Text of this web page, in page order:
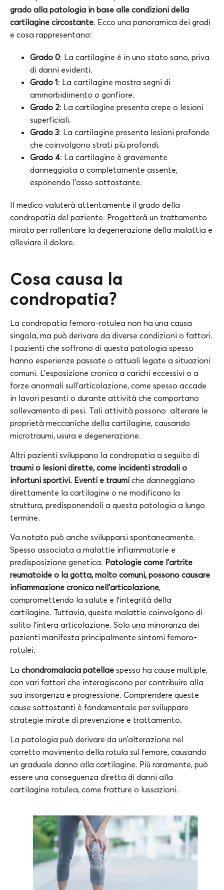
grado alla patologia in base alle condizioni della
cartilagine circostante. Ecco una panoramica dei gradi
e cosa rappresentano:
Grado 0: La cartilagine è in uno stato sano, priva
di danni evidenti.
Grado 1: La cartilagine mostra segni di
ammorbidimento o gonfiore.
Grado 2: La cartilagine presenta crepe o lesioni
superficiali.
Grado 3: La cartilagine presenta lesioni profonde
che coinvolgono strati più profondi.
Grado 4: La cartilagine è gravemente
danneggiata o completamente assente,
esponendo l’osso sottostante.
Il medico valuterà attentamente il grado della
condropatia del paziente. Progetterà un trattamento
mirato per rallentare la degenerazione della malattia e
alleviare il dolore.
Cosa causa la
condropatia?
La condropatia femoro-rotulea non ha una causa
singola, ma può derivare da diverse condizioni o fattori.
I pazienti che soffrono di questa patologia spesso
hanno esperienze passate o attuali legate a situazioni
comuni. L’esposizione cronica a carichi eccessivi o a
forze anormali sull’articolazione, come spesso accade
in lavori pesanti o durante attività che comportano
sollevamento di pesi. Tali attività possono alterare le
proprietà meccaniche della cartilagine, causando
microtraumi, usura e degenerazione.
Altri pazienti sviluppano la condropatia a seguito di
traumi o lesioni dirette, come incidenti stradali o
infortuni sportivi. Eventi e traumi che danneggiano
direttamente la cartilagine o ne modificano la
struttura, predisponendoli a questa patologia a lungo
termine.
Va notato può anche svilupparsi spontaneamente.
Spesso associata a malattie infiammatorie e
predisposizione genetica. Patologie come l’artrite
reumatoide o la gotta, molto comuni, possono causare
infiammazione cronica nell’articolazione,
compromettendo la salute e l’integrità della
cartilagine. Tuttavia, queste malattie coinvolgono di
solito l’intera articolazione. Solo una minoranza dei
pazienti manifesta principalmente sintomi femoro-
rotulei.
La chondromalacia patellae spesso ha cause multiple,
con vari fattori che interagiscono per contribuire alla
sua insorgenza e progressione. Comprendere queste
cause sottostanti è fondamentale per sviluppare
strategie mirate di prevenzione e trattamento.
La patologia può derivare da un’alterazione nel
corretto movimento della rotula sul femore, causando
un graduale danno alla cartilagine. Più raramente, può
essere una conseguenza diretta di danni alla
cartilagine rotulea, come fratture o lussazioni.